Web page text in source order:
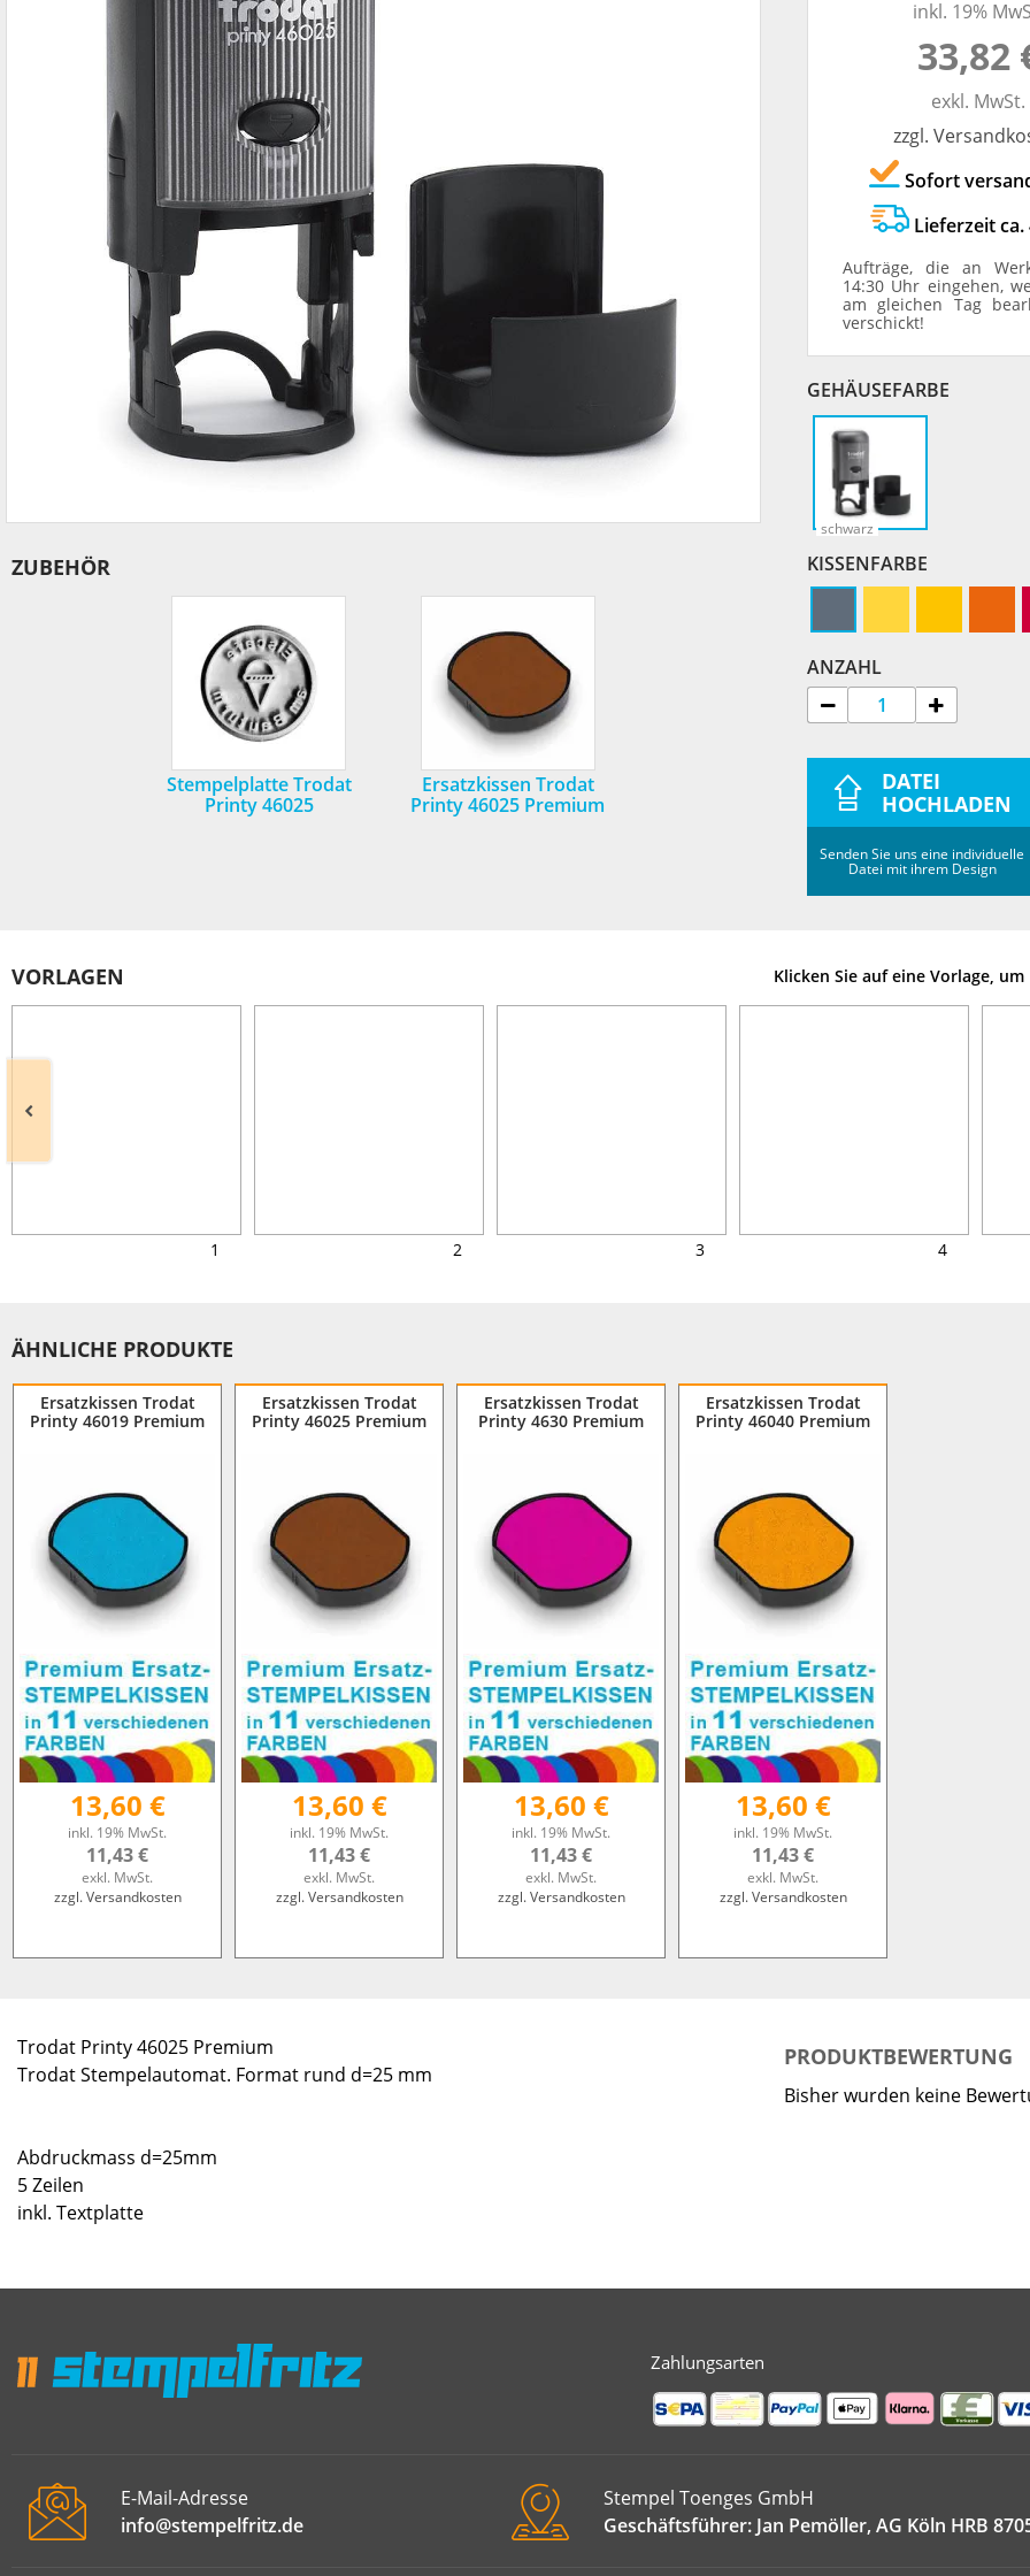
PRINTY Z. SELBER SETZEN
EASYPRINT LINE
PERSONALISIERTE ADRESSSTEMPEL
STEMPELFRITZ IMPRINT LINE SKYBLUE
TRODAT® CREATIVE MINI STEMPEL
TRODAT® PIXEL STAMP
ZUBEHÖR
Stempelplatte Trodat
Printy 46025
Ersatzkissen Trodat
Printy 46025 Premium
inkl. 19%
33,82
exkl. MwSt.
zzgl.
Sofort
Lieferzeit ca.
Aufträge, die an
14:30 Uhr eingehen,
am gleichen Tag
verschickt!
GEHÄUSEFARBE
schwarz
KISSENFARBE
ANZAHL
DATEI
HOCHLADEN
Senden Sie uns eine individuelle
Datei mit ihrem Design
VORLAGEN Klicken Sie auf eine Vorlage,
1 2 3 4
ÄHNLICHE PRODUKTE
Ersatzkissen Trodat
Printy 46019 Premium
13,60 €
inkl. 19% MwSt.
11,43 €
exkl. MwSt.
zzgl. Versandkosten
Ersatzkissen Trodat
Printy 46025 Premium
13,60 €
inkl. 19% MwSt.
11,43 €
exkl. MwSt.
zzgl. Versandkosten
Ersatzkissen Trodat
Printy 4630 Premium
13,60 €
inkl. 19% MwSt.
11,43 €
exkl. MwSt.
zzgl. Versandkosten
Ersatzkissen Trodat
Printy 46040 Premium
13,60 €
inkl. 19% MwSt.
11,43 €
exkl. MwSt.
zzgl. Versandkosten
Trodat Printy 46025 Premium
Trodat Stempelautomat. Format rund d=25 mm
Abdruckmass d=25mm
5 Zeilen
inkl. Textplatte
PRODUKTBEWERTUNG
Bisher wurden keine
Zahlungsarten
E-Mail-Adresse
info@stempelfritz.de
Stempel Toenges GmbH
Geschäftsführer: Jan Pemöller, AG Köln HRB